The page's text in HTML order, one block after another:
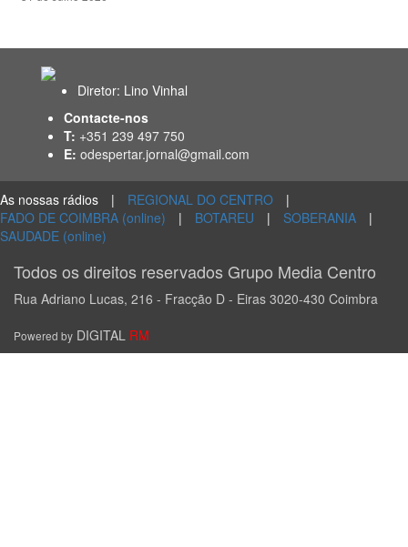
Diretor: Lino Vinhal
Contacte-nos
T: +351 239 497 750
E: odespertar.jornal@gmail.com
As nossas rádios | REGIONAL DO CENTRO
|
FADO DE COIMBRA (online)
| BOTAREU | SOBERANIA
|
SAUDADE (online)
Todos os direitos reservados Grupo Media Centro
Rua Adriano Lucas, 216 - Fracção D - Eiras 3020-430 Coimbra
Powered by DIGITAL RM